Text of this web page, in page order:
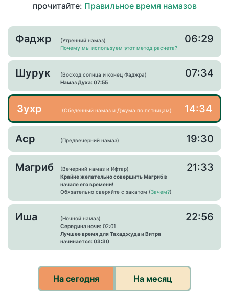
прочитайте: Правильное время намазов
Фаджр
(Утренний намаз)
Почему мы используем этот метод расчета?
06:29
Шурук
(Восход солнца и конец Фаджра)
Намаз Духа: 07:55
07:34
Зухр (Обеденный намаз и Джума по пятницам) 14:34
Аср (Предвечерний намаз) 19:30
Магриб
(Вечерний намаз и Ифтар)
Крайне желательно совершить Магриб в
начале его времени!
Обязательно сверяйте с закатом (Зачем?)
21:33
Иша
(Ночной намаз)
Середина ночи: 02:01
Лучшее время для Тахаджуда и Витра
начинается: 03:30
22:56
На сегодня На месяц